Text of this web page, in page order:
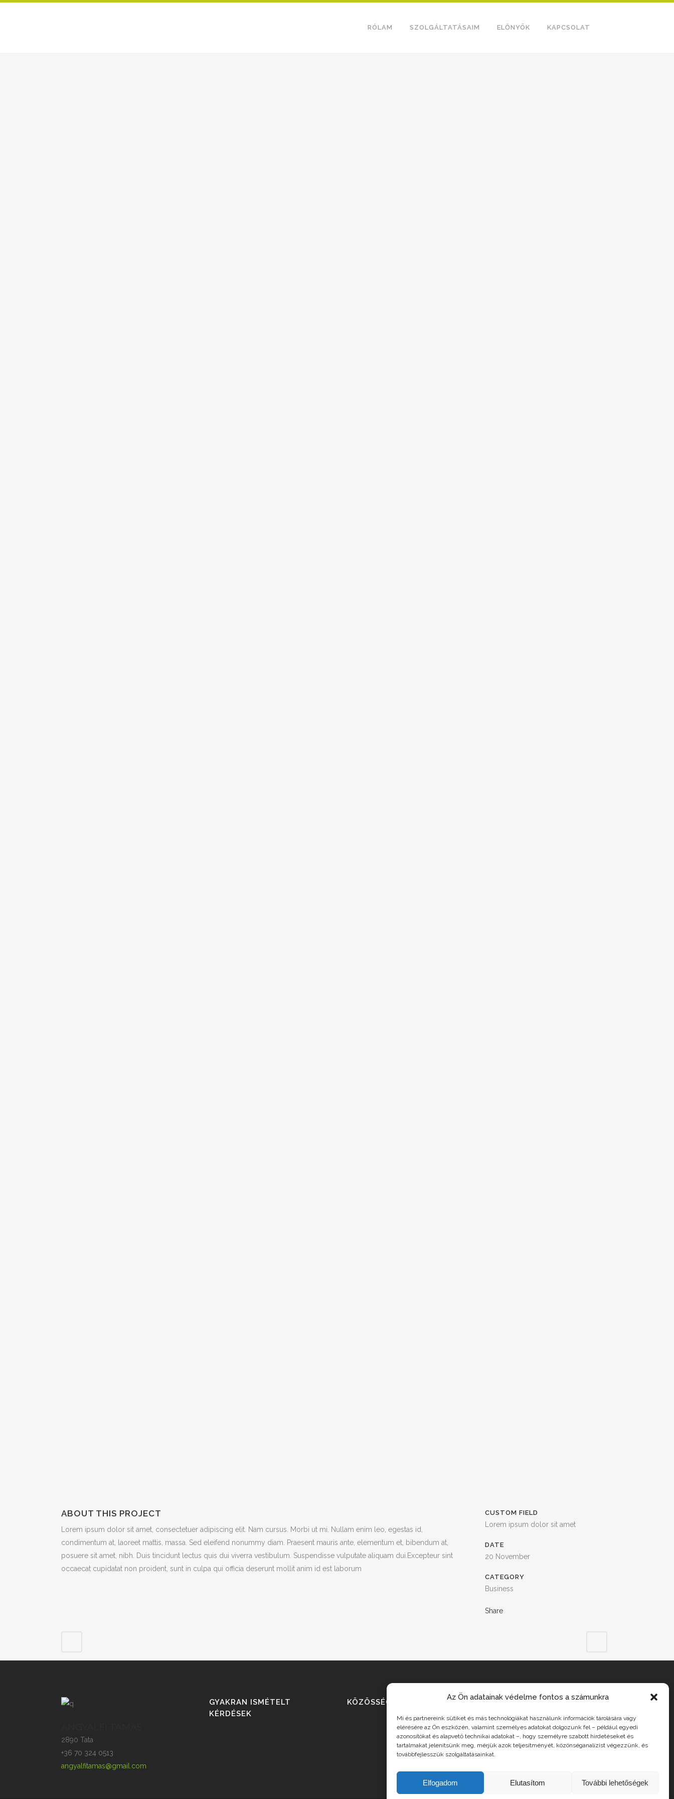
Az Ön adatainak védelme fontos a számunkra
Mi és partnereink sütiket és más technológiákat használunk információk tárolására vagy
elérésére az Ön eszközén, valamint személyes adatokat dolgozunk fel – például egyedi
azonosítókat és alapvető technikai adatokat –, hogy személyre szabott hirdetéseket és
tartalmakat jelenítsünk meg, mérjük azok teljesítményét, közönséganalízist végezzünk, és
továbbfejlesszük szolgáltatásainkat.
Elfogadom Elutasítom További lehetőségek
RÓLAM SZOLGÁLTATÁSAIM ELŐNYÖK KAPCSOLAT
ABOUT THIS PROJECT
Lorem ipsum dolor sit amet, consectetuer adipiscing elit. Nam cursus. Morbi ut mi. Nullam enim leo, egestas id,
condimentum at, laoreet mattis, massa. Sed eleifend nonummy diam. Praesent mauris ante, elementum et, bibendum at,
posuere sit amet, nibh. Duis tincidunt lectus quis dui viverra vestibulum. Suspendisse vulputate aliquam dui.Excepteur sint
occaecat cupidatat non proident, sunt in culpa qui officia deserunt mollit anim id est laborum
CUSTOM FIELD
Lorem ipsum dolor sit amet
DATE
20 November
CATEGORY
Business
Share
2890 Tata
+36 70 324 0513
angyalfitamas@gmail.com
GYAKRAN ISMÉTELT
KÉRDÉSEK
KÖZÖSSÉGI MÉDIA INSTAGRAM